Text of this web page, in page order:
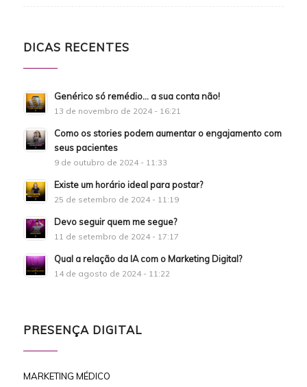
DICAS RECENTES
Genérico só remédio… a sua conta não!
13 de novembro de 2024 - 16:21
Como os stories podem aumentar o engajamento com
seus pacientes
9 de outubro de 2024 - 11:33
Existe um horário ideal para postar?
25 de setembro de 2024 - 11:19
Devo seguir quem me segue?
11 de setembro de 2024 - 17:17
Qual a relação da IA com o Marketing Digital?
14 de agosto de 2024 - 11:22
PRESENÇA DIGITAL
MARKETING MÉDICO